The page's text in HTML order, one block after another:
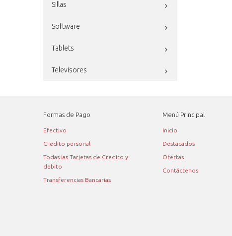
Sillas
Software
Tablets
Televisores
Formas de Pago
Efectivo
Credito personal
Todas las Tarjetas de Credito y
debito
Transferencias Bancarias
Menú Principal
Inicio
Destacados
Ofertas
Contáctenos